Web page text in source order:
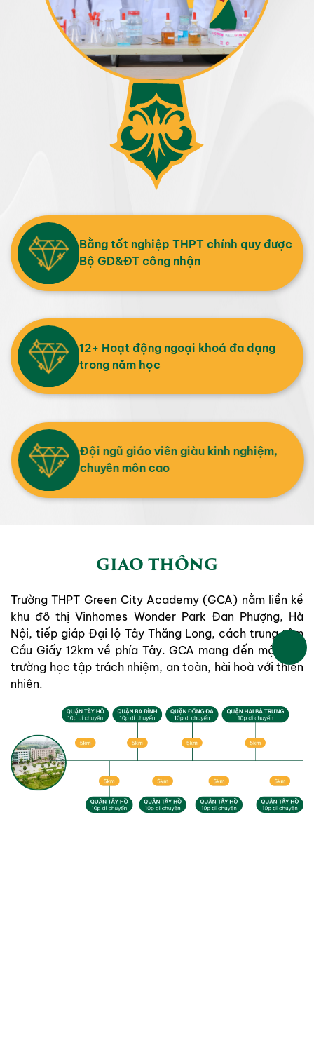
Bằng tốt nghiệp THPT chính quy được
Bộ GD&ĐT công nhận
12+ Hoạt động ngoại khoá đa dạng
trong năm học
Đội ngũ giáo viên giàu kinh nghiệm,
chuyên môn cao
GIAO THÔNG
Trường THPT Green City Academy (GCA) nằm liền kề
khu đô thị Vinhomes Wonder Park Đan Phượng, Hà
Nội, tiếp giáp Đại lộ Tây Thăng Long, cách trung tâm
Cầu Giấy 12km về phía Tây. GCA mang đến một môi
trường học tập trách nhiệm, an toàn, hài hoà với thiên
nhiên.